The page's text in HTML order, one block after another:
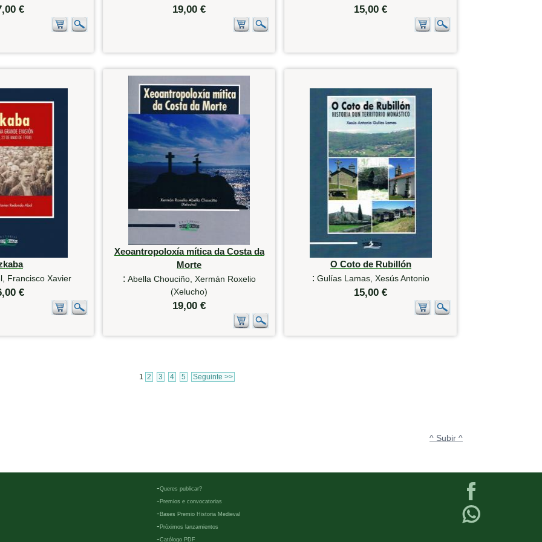
€ 19,00 € 15,00 €
Francisco Xavier
€
Xeoantropoloxía mítica da Costa da
Morte
: Abella Chouciño, Xermán Roxelio
(Xelucho)
19,00 €
O Coto de Rubillón
: Gulías Lamas, Xesús Antonio
15,00 €
1 2 3 4 5 Seguinte >>
^ Subir ^
-Queres publicar?
- Premios e convocatorias
- Bases Premio Historia Medieval
- Próximos lanzamientos
-Católogo PDF